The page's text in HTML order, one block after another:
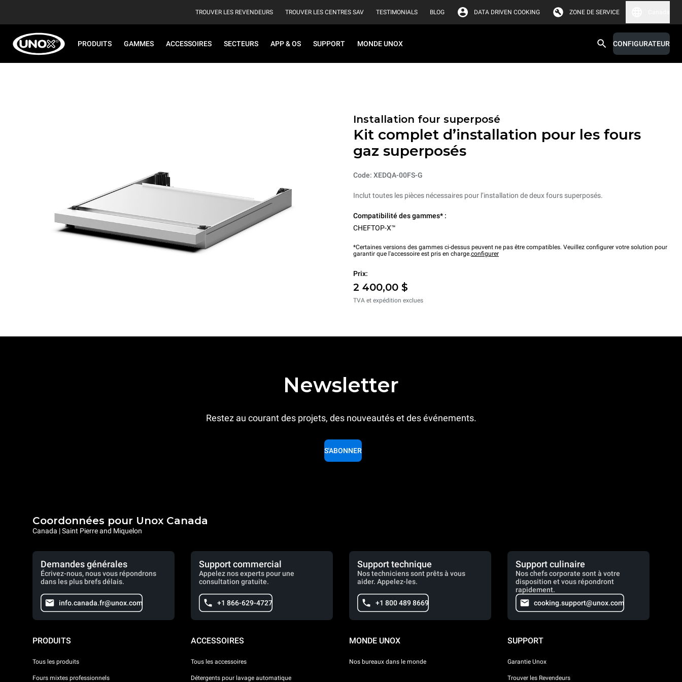
TROUVER LES REVENDEURS TROUVER LES CENTRES SAV TESTIMONIALS BLOG DATA DRIVEN COOKING ZONE DE SERVICE
PRODUITS GAMMES ACCESSOIRES SECTEURS APP & OS SUPPORT MONDE UNOX CONFIGURATEUR
Installation four superposé
Kit complet d’installation pour les fours
gaz superposés
Code: XEDQA-00FS-G
Inclut toutes les pièces nécessaires pour l’installation de deux fours superposés.
Compatibilité des gammes* :
CHEFTOP-X™
*Certaines versions des gammes ci-dessus peuvent ne pas être compatibles. Veuillez configurer votre solution pour
garantir que l'accessoire est pris en charge.configurer
Prix:
2 400,00 $
TVA et expédition exclues
Newsletter
Restez au courant des projets, des nouveautés et des événements.
S'ABONNER
Coordonnées pour Unox Canada
Canada | Saint Pierre and Miquelon
Demandes générales
Écrivez-nous, nous vous répondrons
dans les plus brefs délais.
info.canada.fr@unox.com
Support commercial
Appelez nos experts pour une
consultation gratuite.
+1 866-629-4727
Support technique
Nos techniciens sont prêts à vous
aider. Appelez-les.
+1 800 489 8669
Support culinaire
Nos chefs corporate sont à votre
disposition et vous répondront
rapidement.
cooking.support@unox.com
PRODUITS
Tous les produits
Fours mixtes professionnels
ACCESSOIRES
Tous les accessoires
Détergents pour lavage automatique
MONDE UNOX
Nos bureaux dans le monde
SUPPORT
Garantie Unox
Trouver les Revendeurs